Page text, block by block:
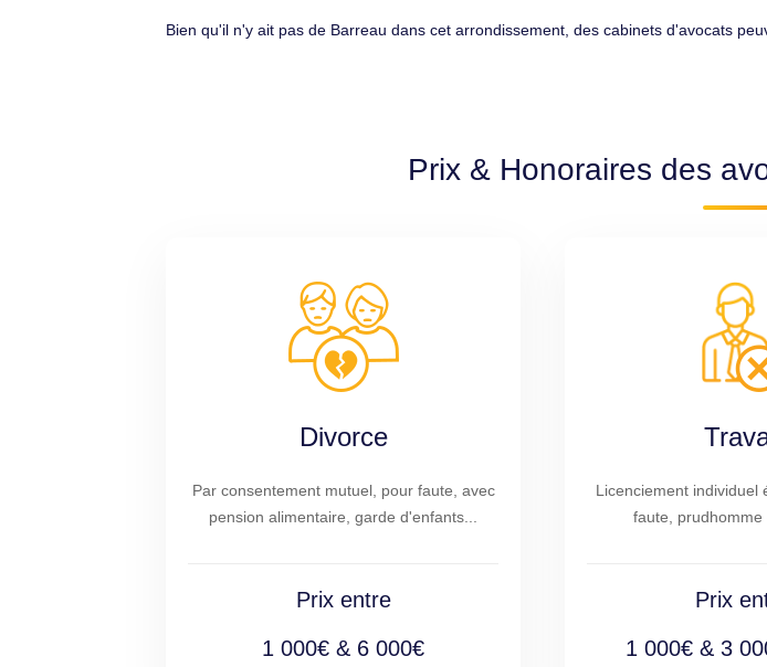
Bien qu'il n'y ait pas de Barreau dans cet arrondissement, des cabinets d'avocats
Prix & Honoraires des
Divorce
Par consentement mutuel, pour faute, avec
pension alimentaire, garde d'enfants...
Prix entre
1 000€ & 6 000€
Licenciement individuel
faute, prudhomme
Prix
1 000€ & 3